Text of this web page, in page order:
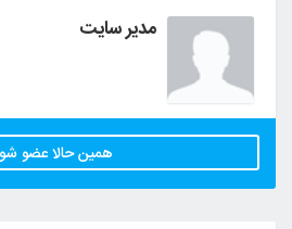
مدیر سایت
همین حالا عضو